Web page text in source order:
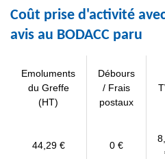
Coût prise d'activité
avis au BODACC paru
Emoluments
du Greffe
(HT)
Débours
/ Frais
postaux
44,29 € 0 €